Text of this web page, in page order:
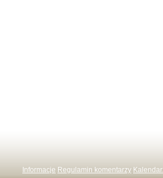
Informacje Regulamin komentarzy